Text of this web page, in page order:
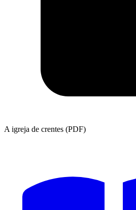
A igreja de crentes (PDF)